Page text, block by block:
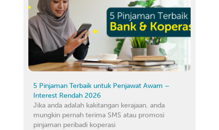
5 Pinjaman Terbaik untuk Penjawat Awam –
Interest Rendah 2026
Jika anda adalah kakitangan kerajaan, anda
mungkin pernah terima SMS atau promosi
pinjaman peribadi koperasi